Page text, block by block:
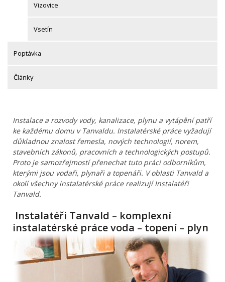
Vizovice
Vsetín
Poptávka
Články
Instalace a rozvody vody, kanalizace, plynu a vytápění patří
ke každému domu v Tanvaldu. Instalatérské práce vyžadují
důkladnou znalost řemesla, nových technologií, norem,
stavebních zákonů, pracovních a technologických postupů.
Proto je samozřejmostí přenechat tuto práci odborníkům,
kterými jsou vodaři, plynaři a topenáři. V oblasti Tanvald a
okolí všechny instalatérské práce realizují Instalatéři
Tanvald.
Instalatéři Tanvald – komplexní
instalatérské práce voda – topení – plyn